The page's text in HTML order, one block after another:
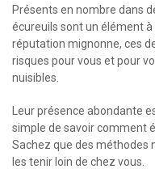
Présents en nombre dans
écureuils sont un élément
réputation mignonne, ces
risques pour vous et pour
nuisibles.
Leur présence abondante
simple de savoir comment
Sachez que des méthodes
les tenir loin de chez vous.